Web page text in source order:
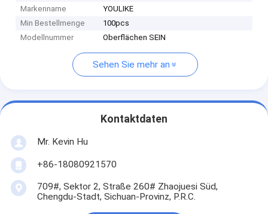
Markenname
YOULIKE
Min Bestellmenge
100pcs
Modellnummer
Oberflächen SEIN
Sehen Sie mehr an
Kontaktdaten
Mr. Kevin Hu
+86-18080921570
709#, Sektor 2, Straße 260# Zhaojuesi Süd,
Chengdu-Stadt, Sichuan-Provinz, P.R.C.